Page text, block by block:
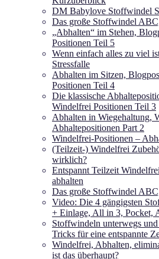
DM Babylove Stoffwindel
Das große Stoffwindel
„Abhalten“ im Stehen,
Positionen Teil 5
Wenn einfach alles zu viel
Stressfalle
Abhalten im Sitzen,
Positionen Teil 4
Die klassische
Windelfrei Positionen Teil 3
Abhalten in Wiegehaltung,
Abhaltepositionen Part 2
Windelfrei-Positionen –
(Teilzeit-) Windelfrei
wirklich?
Entspannt Teilzeit
abhalten
Das große Stoffwindel
Video: Die 4 gängigsten
+ Einlage, All in 3, Pocket,
Stoffwindeln unterwegs
Tricks für eine entspannte
Windelfrei, Abhalten,
ist das überhaupt?